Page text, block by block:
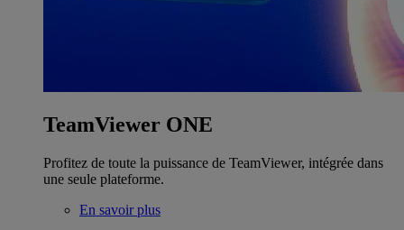
TeamViewer ONE
Profitez de toute la puissance de TeamViewer, intégrée dans
une seule plateforme.
En savoir plus